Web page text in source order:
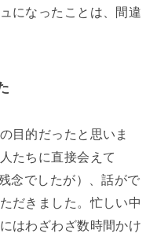
になったことは、間違
目的だったと思いま
たちに直接会えて
念でしたが）、話がで
だきました。忙しい中
はわざわざ数時間かけ